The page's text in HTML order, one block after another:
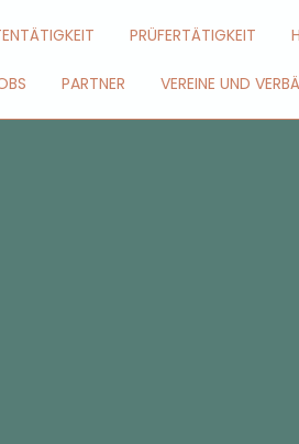
PRÜFERTÄTIGKEIT
PARTNER VEREINE UND